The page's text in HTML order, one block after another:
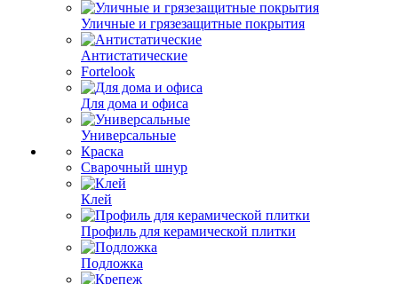
Уличные и грязезащитные покрытия
Антистатические
Fortelook
Для дома и офиса
Универсальные
Краска
Сварочный шнур
Клей
Профиль для керамической плитки
Подложка